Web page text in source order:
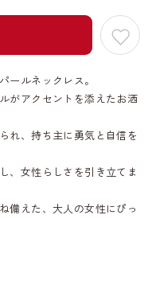
ールネックレス。
がアクセントを添えたお洒
れ、持ち主に勇気と自信を
、女性らしさを引き立てま
備えた、大人の女性にぴっ